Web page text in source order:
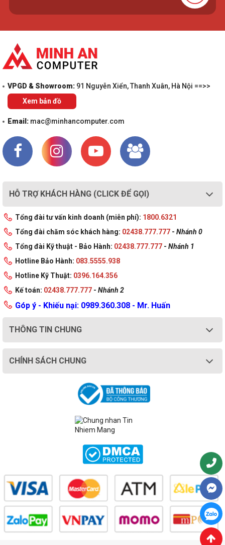
VPGD & Showroom: 91 Nguyễn Xiển, Thanh Xuân, Hà Nội ==>>
Xem bản đồ
Email: mac@minhancomputer.com
HỖ TRỢ KHÁCH HÀNG (CLICK ĐỂ GỌI)
Tổng đài tư vấn kinh doanh (miễn phí): 1800.6321
Tổng đài chăm sóc khách hàng: 02438.777.777 - Nhánh 0
Tổng đài Kỹ thuật - Bảo Hành: 02438.777.777 - Nhánh 1
Hotline Bảo Hành: 083.5555.938
Hotline Kỹ Thuật: 0396.164.356
Kế toán: 02438.777.777 - Nhánh 2
Góp ý - Khiếu nại: 0989.360.308 - Mr. Huấn
THÔNG TIN CHUNG
CHÍNH SÁCH CHUNG